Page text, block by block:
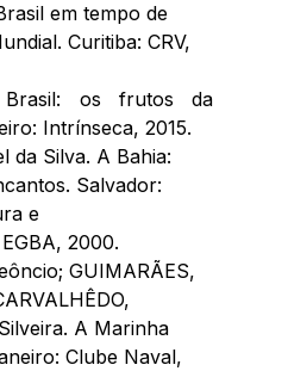
em tempo de
Curitiba: CRV,
Brasil: os frutos da
Intrínseca, 2015.
da Silva. A Bahia:
Salvador:
e
2000.
GUIMARÃES,
A Marinha
Clube Naval,